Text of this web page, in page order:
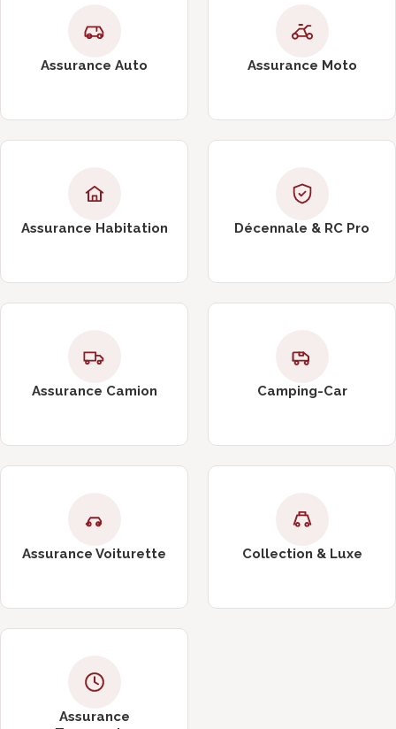
Assurance Auto Assurance Moto
Assurance Habitation Décennale & RC Pro
Assurance Camion Camping-Car
Assurance Voiturette Collection & Luxe
Assurance